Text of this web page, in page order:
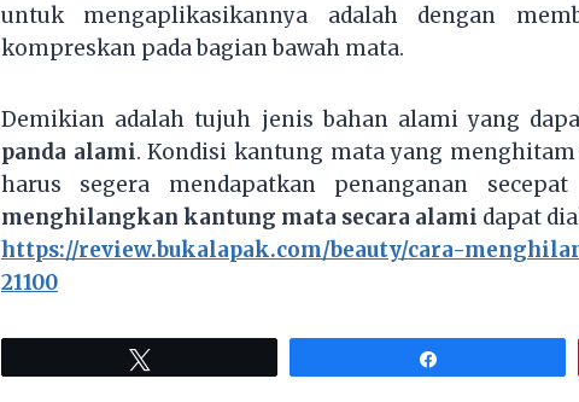
untuk mengaplikasikannya adalah dengan
kompreskan pada bagian bawah mata.
Demikian adalah tujuh jenis bahan alami yang
panda alami. Kondisi kantung mata yang
harus segera mendapatkan penanganan
menghilangkan kantung mata secara alami dapat
https://review.bukalapak.com/beauty/cara-
21100